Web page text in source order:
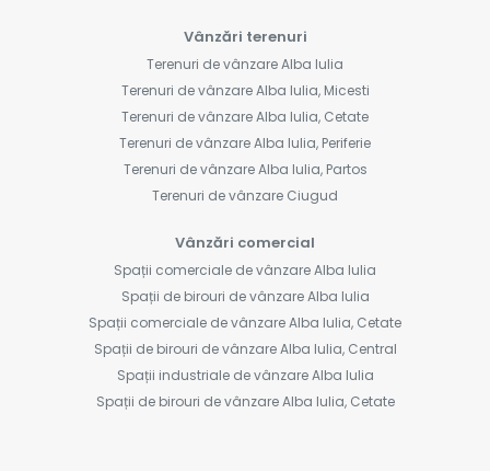
Vânzări terenuri
Terenuri de vânzare Alba Iulia
Terenuri de vânzare Alba Iulia, Micesti
Terenuri de vânzare Alba Iulia, Cetate
Terenuri de vânzare Alba Iulia, Periferie
Terenuri de vânzare Alba Iulia, Partos
Terenuri de vânzare Ciugud
Vânzări comercial
Spații comerciale de vânzare Alba Iulia
Spații de birouri de vânzare Alba Iulia
Spații comerciale de vânzare Alba Iulia, Cetate
Spații de birouri de vânzare Alba Iulia, Central
Spații industriale de vânzare Alba Iulia
Spații de birouri de vânzare Alba Iulia, Cetate